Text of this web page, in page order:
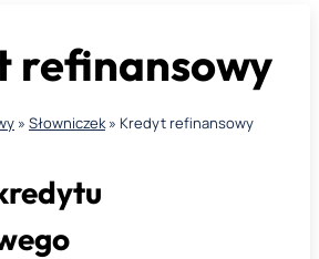
refinansowy
» Słowniczek» Kredyt refinansowy